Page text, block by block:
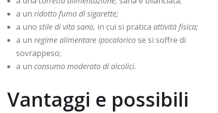
a un ridotto fumo di sigarette;
a uno stile di vita sano, in cui si pratica attività fisica;
a un regime alimentare ipocaloricose si soffre di
sovrappeso;
a un consumo moderato di alcolici.
Vantaggi e possibili